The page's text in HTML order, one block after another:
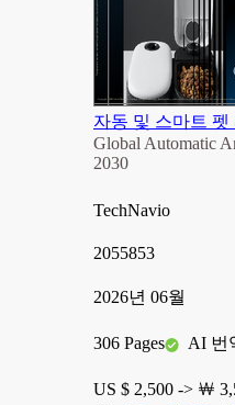
자동 및 스마트 펫
Global Automatic
2030
TechNavio
2055853
2026년 06월
306 Pages
AI 번
US $ 2,500 -> ￦